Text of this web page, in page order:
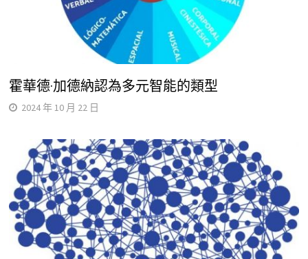
霍華德·加德納認為多元智能的類型
2024 年 10 月 22 日